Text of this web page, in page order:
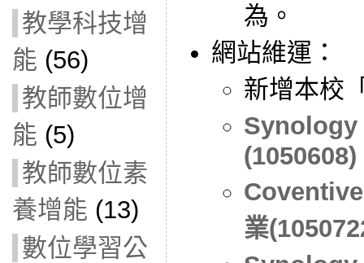
教學科技增
能 (56)
教師數位增
能 (5)
教師數位素
養增能 (13)
數位學習公
為。
網站維運：
新增本校
Synology
(1050608)
業